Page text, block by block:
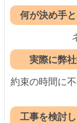
何が決め手
実際に弊
約束の時間に
工事を検討